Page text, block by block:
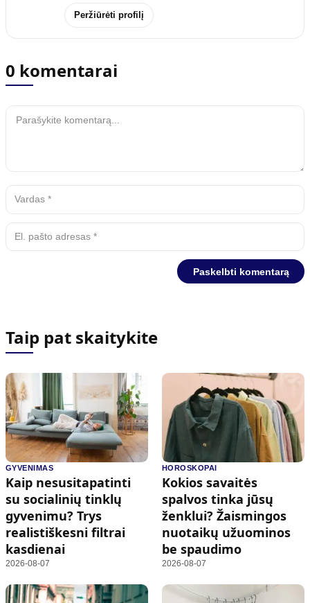
Peržiūrėti profilį
0 komentarai
Taip pat skaitykite
GYVENIMAS
Kaip nesusitapatinti
su socialinių tinklų
gyvenimu? Trys
realistiškesni filtrai
kasdienai
2026-08-07
HOROSKOPAI
Kokios savaitės
spalvos tinka jūsų
ženklui? Žaismingos
nuotaikų užuominos
be spaudimo
2026-08-07